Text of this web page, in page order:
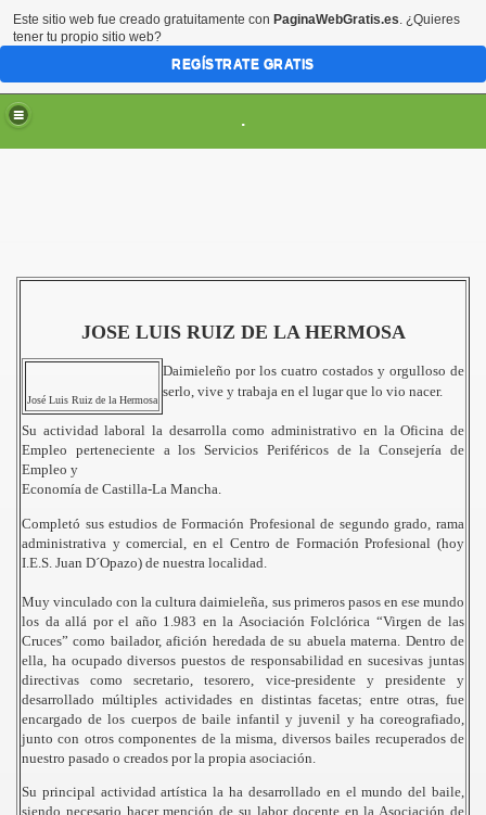
.
JOSE LUIS RUIZ DE LA HERMOSA
José Luis Ruiz de la Hermosa
Daimieleño por los cuatro costados y orgulloso de
serlo, vive y trabaja en el lugar que lo vio nacer.
Su actividad laboral la desarrolla como administrativo en la Oficina de
Empleo perteneciente a los Servicios Periféricos de la Consejería de
Empleo y
Economía de Castilla-La Mancha.
Completó sus estudios de Formación Profesional de segundo grado, rama
administrativa y comercial, en el Centro de Formación Profesional (hoy
I.E.S. Juan D´Opazo) de nuestra localidad.
Muy vinculado con la cultura daimieleña, sus primeros pasos en ese mundo
los da allá por el año 1.983 en la Asociación Folclórica “Virgen de las
Cruces” como bailador, afición heredada de su abuela materna. Dentro de
ella, ha ocupado diversos puestos de responsabilidad en sucesivas juntas
directivas como secretario, tesorero, vice-presidente y presidente y
desarrollado múltiples actividades en distintas facetas; entre otras, fue
encargado de los cuerpos de baile infantil y juvenil y ha coreografiado,
junto con otros componentes de la misma, diversos bailes recuperados de
nuestro pasado o creados por la propia asociación.
Su principal actividad artística la ha desarrollado en el mundo del baile,
siendo necesario hacer mención de su labor docente en la Asociación de
Este sitio web fue creado gratuitamente con PaginaWebGratis.es. ¿Quieres
tener tu propio sitio web?
REGÍSTRATE GRATIS